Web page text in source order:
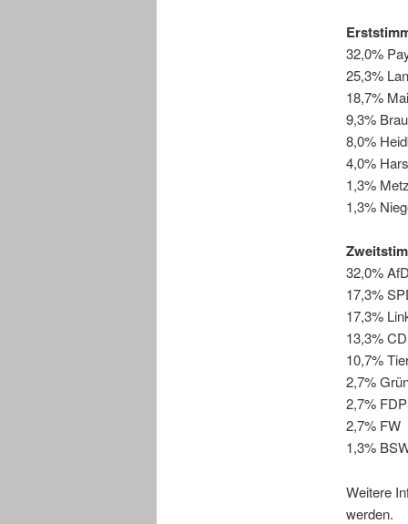
32,0%
25,3%
18,7%
9,3%
8,0%
4,0%
1,3%
1,3%
32,0% AfD
17,3%
17,3%
13,3%
10,7%
2,7%
2,7% FDP
2,7% FW
1,3%
Weitere
werden.